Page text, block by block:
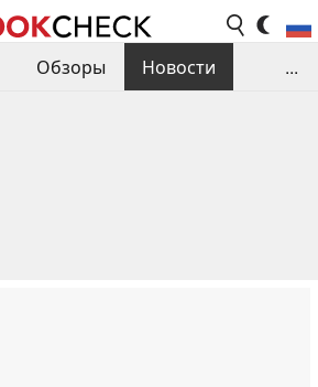
Обзоры
Новости
...